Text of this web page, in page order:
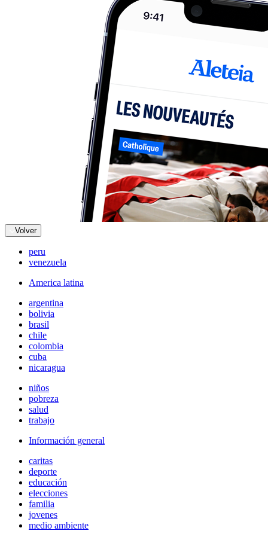
Volver
peru
venezuela
America latina
argentina
bolivia
brasil
chile
colombia
cuba
nicaragua
niños
pobreza
salud
trabajo
Información general
caritas
deporte
educación
elecciones
familia
jovenes
medio ambiente